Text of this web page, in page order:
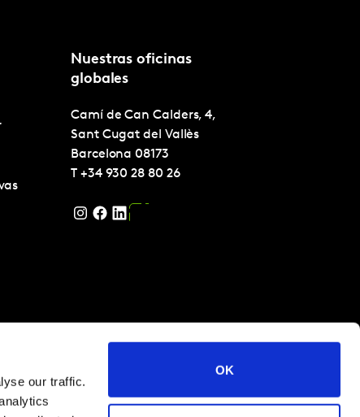
our traffic.
OK
Nuestras oficinas
globales
Camí de Can Calders, 4,
Sant Cugat del Vallès
Barcelona 08173
T +34 930 28 80 26